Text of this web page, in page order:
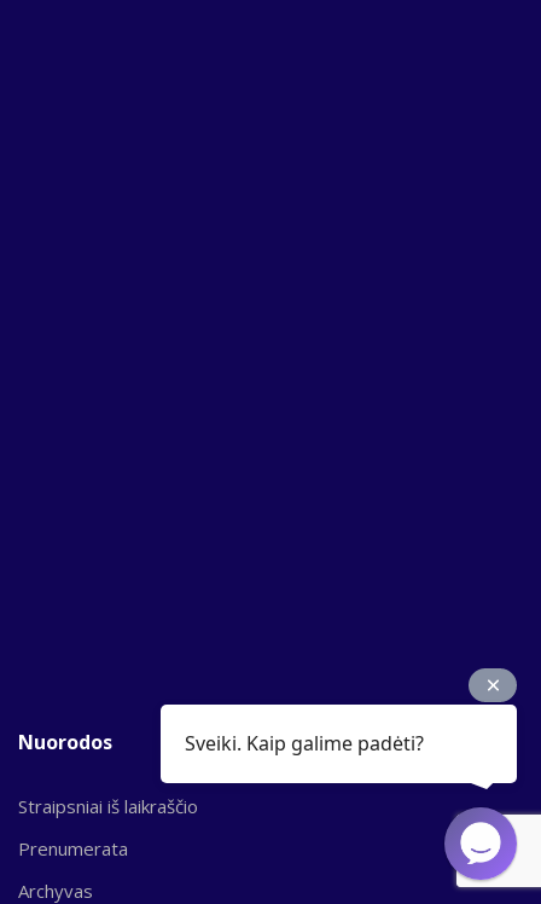
Nuorodos
Straipsniai iš laikraščio
Prenumerata
Archyvas
Sveiki. Kaip galime padėti?